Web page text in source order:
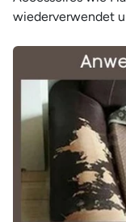
wiederverwendet